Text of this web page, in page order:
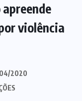
apreende
violência
2020